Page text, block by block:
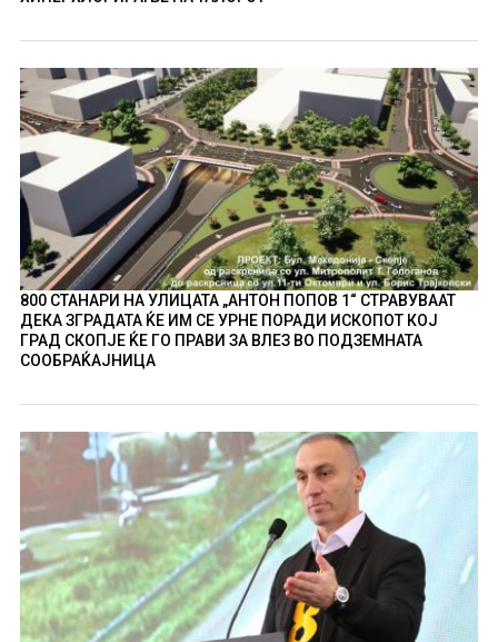
800 СТАНАРИ НА УЛИЦАТА „АНТОН ПОПОВ 1“ СТРАВУВААТ
ДЕКА ЗГРАДАТА ЌЕ ИМ СЕ УРНЕ ПОРАДИ ИСКОПОТ КОЈ
ГРАД СКОПЈЕ ЌЕ ГО ПРАВИ ЗА ВЛЕЗ ВО ПОДЗЕМНАТА
СООБРАЌАЈНИЦА